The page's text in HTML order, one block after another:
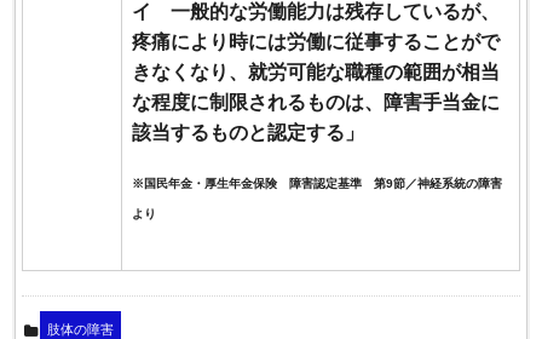
イ 一般的な労働能力は残存しているが、
疼痛により時には労働に従事することがで
きなくなり、就労可能な職種の範囲が相当
な程度に制限されるものは、障害手当金に
該当するものと認定する」
※国民年金・厚生年金保険 障害認定基準 第9節／神経系統の障害
より
肢体の障害